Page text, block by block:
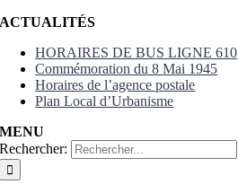
ACTUALITÉS
HORAIRES DE BUS LIGNE 610
Commémoration du 8 Mai 1945
Horaires de l’agence postale
Plan Local d’Urbanisme
MENU
Rechercher: